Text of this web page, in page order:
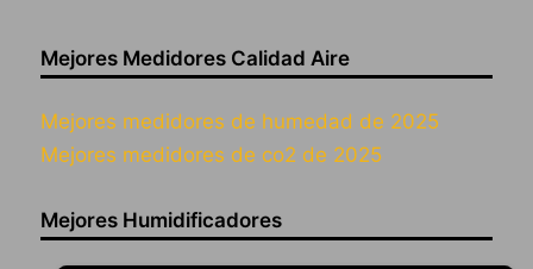
Mejores Medidores Calidad Aire
Mejores medidores de humedad de 2025
Mejores medidores de co2 de 2025
Mejores Humidificadores